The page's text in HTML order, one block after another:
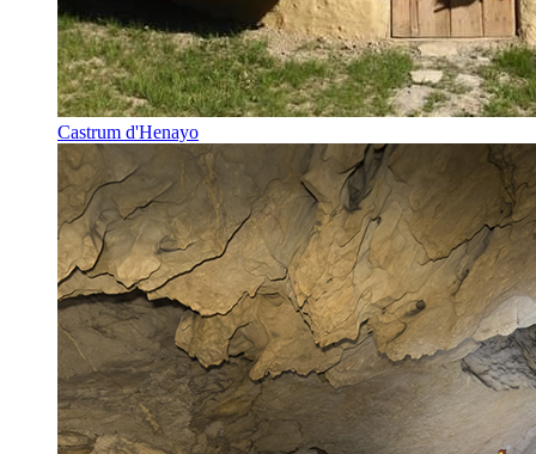
Castrum d'Henayo